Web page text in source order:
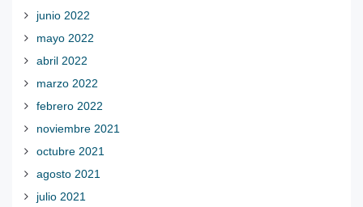
junio 2022
mayo 2022
abril 2022
marzo 2022
febrero 2022
noviembre 2021
octubre 2021
agosto 2021
julio 2021